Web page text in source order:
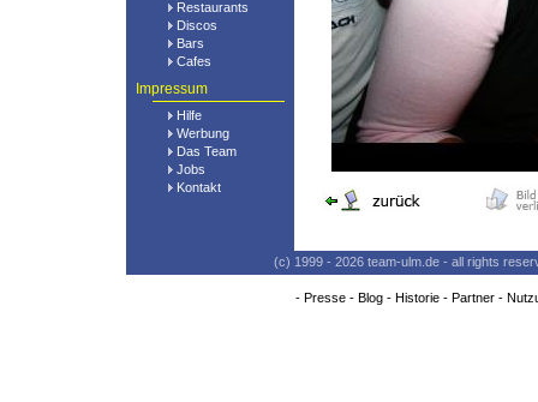
Restaurants
Discos
Bars
Cafes
Impressum
Hilfe
Werbung
Das Team
Jobs
Kontakt
(c) 1999 - 2026 team-ulm.de - all rights
- Presse- Blog- Historie- Partner-